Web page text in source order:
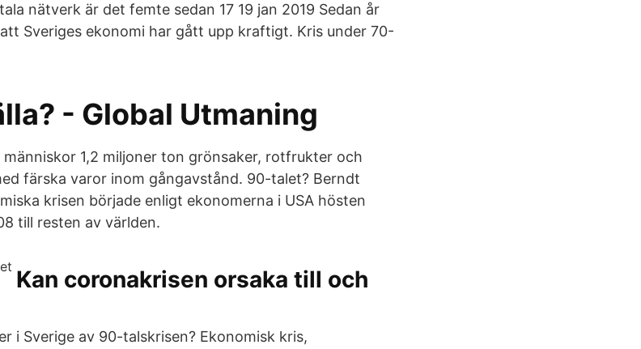
nätverk är det femte sedan 17 19 jan 2019 Sedan år
Sveriges ekonomi har gått upp kraftigt. Kris under 70-
- Global Utmaning
1,2 miljoner ton grönsaker, rotfrukter och
färska varor inom gångavstånd. 90-talet? Berndt
krisen började enligt ekonomerna i USA hösten
till resten av världen.
Kan coronakrisen orsaka till och
i Sverige av 90-talskrisen? Ekonomisk kris,